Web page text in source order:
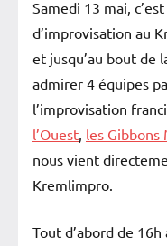
Samedi 13 mai,
d’improvisation au
et jusqu’au bout de
admirer 4 équipes
l’improvisation
l’Ouest les Gibbons
nous vient
Kremlimpro.
Tout d’abord de